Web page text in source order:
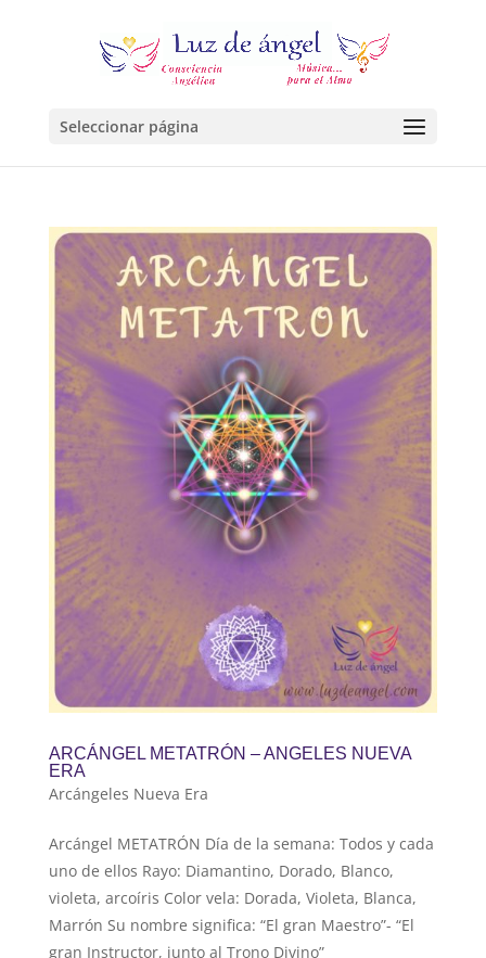
Seleccionar página
ARCÁNGEL METATRÓN – ANGELES NUEVA
ERA
Arcángeles Nueva Era
Arcángel METATRÓN Día de la semana: Todos y cada
uno de ellos Rayo: Diamantino, Dorado, Blanco,
violeta, arcoíris Color vela: Dorada, Violeta, Blanca,
Marrón Su nombre significa: “El gran Maestro”- “El
gran Instructor, junto al Trono Divino”